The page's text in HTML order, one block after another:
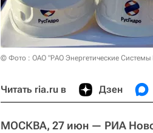
© Фото : ОАО "РАО Энергетические Системы
Читать ria.ru в Дзен
МОСКВА, 27 июн — РИА